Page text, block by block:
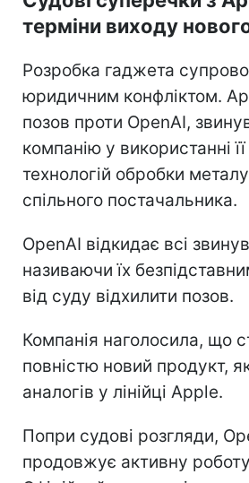
терміни виходу
Розробка гаджета
юридичним конфліктом.
позов проти OpenAI,
компанію у використанні
технологій обробки
спільного постачальника.
OpenAI відкидає всі
називаючи їх
від суду відхилити позов.
Компанія наголосила, що
повністю новий продукт,
аналогів у лінійці Apple.
Попри судові розгляди,
продовжує активну